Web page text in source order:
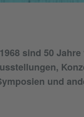
sind 50
und